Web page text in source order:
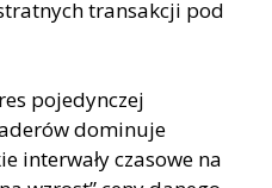
transakcji pod
pojedynczej
dominuje
interwały czasowe na